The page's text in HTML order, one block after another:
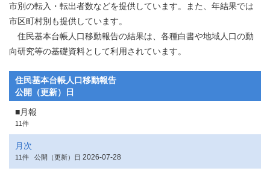
市別の転入・転出者数などを提供しています。また、年結果では
市区町村別も提供しています。
住民基本台帳人口移動報告の結果は、各種白書や地域人口の動
向研究等の基礎資料として利用されています。
住民基本台帳人口移動報告
公開（更新）日
■月報
11件
月次
11件 公開（更新）日 2026-07-28